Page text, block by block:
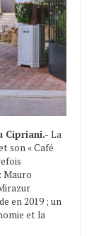
Cipriani.- La
son « Café
Mauro
en 2019 ; un
et la